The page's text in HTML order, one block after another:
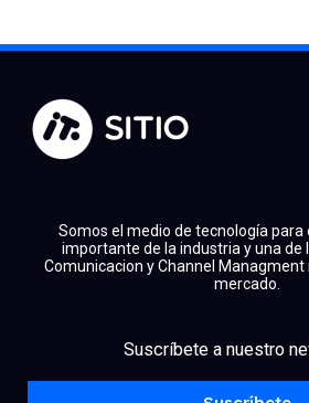
Somos el medio de tecnología para
importante de la industria y una de
Comunicacion y Channel
mercado.
Suscríbete a nuestro
linkedinyoutubeinstagram
spotify